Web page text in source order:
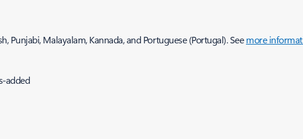
Malayalam, Kannada, and Portuguese (Portugal). Seemore
added